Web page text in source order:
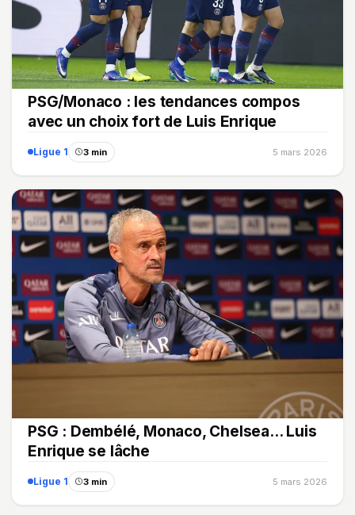
PSG/Monaco : les tendances compos
avec un choix fort de Luis Enrique
Ligue 1 3 min 5 mars 2026
PSG : Dembélé, Monaco, Chelsea... Luis
Enrique se lâche
Ligue 1 3 min 5 mars 2026